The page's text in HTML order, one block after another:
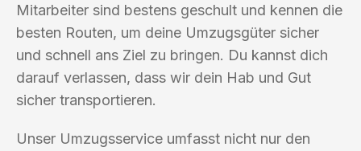
Mitarbeiter sind bestens geschult und kennen die
besten Routen, um deine Umzugsgüter sicher
und schnell ans Ziel zu bringen. Du kannst dich
darauf verlassen, dass wir dein Hab und Gut
sicher transportieren.
Unser Umzugsservice umfasst nicht nur den